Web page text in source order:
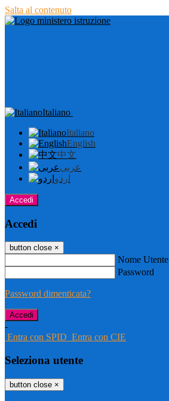
Salta al contenuto
Italiano
Italiano
English
中文
عربى
اردو
Accedi
Accedi
button close ×
Nome Utente
Password
Password dimenticata?
-
Entra con SPID Entra con CIE
Seleziona utente
button close ×